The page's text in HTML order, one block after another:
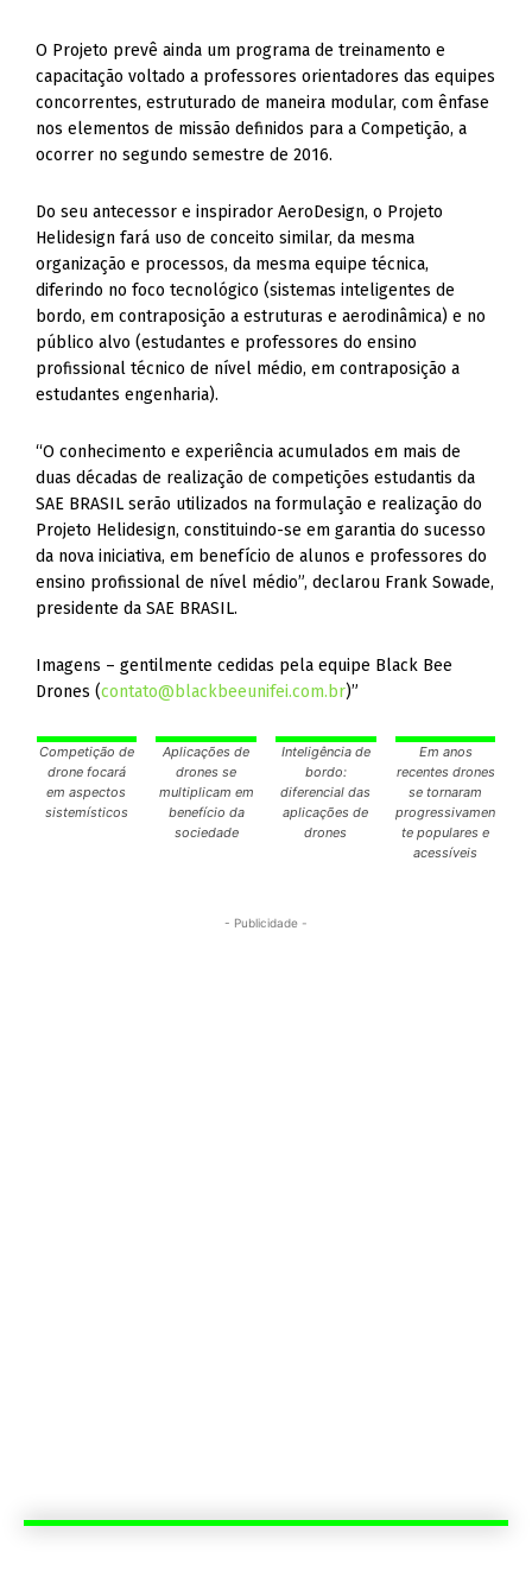
O Projeto prevê ainda um programa de treinamento e
capacitação voltado a professores orientadores das equipes
concorrentes, estruturado de maneira modular, com ênfase
nos elementos de missão definidos para a Competição, a
ocorrer no segundo semestre de 2016.
Do seu antecessor e inspirador AeroDesign, o Projeto
Helidesign fará uso de conceito similar, da mesma
organização e processos, da mesma equipe técnica,
diferindo no foco tecnológico (sistemas inteligentes de
bordo, em contraposição a estruturas e aerodinâmica) e no
público alvo (estudantes e professores do ensino
profissional técnico de nível médio, em contraposição a
estudantes engenharia).
“O conhecimento e experiência acumulados em mais de
duas décadas de realização de competições estudantis da
SAE BRASIL serão utilizados na formulação e realização do
Projeto Helidesign, constituindo-se em garantia do sucesso
da nova iniciativa, em benefício de alunos e professores do
ensino profissional de nível médio”, declarou Frank Sowade,
presidente da SAE BRASIL.
Imagens – gentilmente cedidas pela equipe Black Bee
Drones (contato@blackbeeunifei.com.br)”
Competição de
drone focará
em aspectos
sistemísticos
Aplicações de
drones se
multiplicam em
benefício da
sociedade
Inteligência de
bordo:
diferencial das
aplicações de
drones
Em anos
recentes drones
se tornaram
progressivamen
te populares e
acessíveis
- Publicidade -